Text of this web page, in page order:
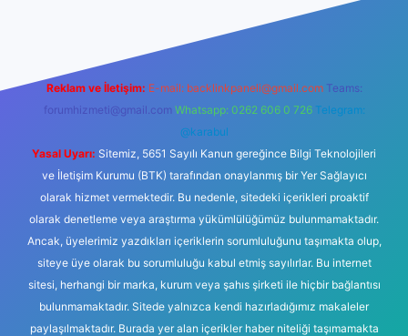
Reklam ve İletişim: E-mail: backlinkpaneli@gmail.com Teams:
forumhizmeti@gmail.com Whatsapp: 0262 606 0 726 Telegram:
@karabul
Yasal Uyarı: Sitemiz, 5651 Sayılı Kanun gereğince Bilgi Teknolojileri
ve İletişim Kurumu (BTK) tarafından onaylanmış bir Yer Sağlayıcı
olarak hizmet vermektedir. Bu nedenle, sitedeki içerikleri proaktif
olarak denetleme veya araştırma yükümlülüğümüz bulunmamaktadır.
Ancak, üyelerimiz yazdıkları içeriklerin sorumluluğunu taşımakta olup,
siteye üye olarak bu sorumluluğu kabul etmiş sayılırlar. Bu internet
sitesi, herhangi bir marka, kurum veya şahıs şirketi ile hiçbir bağlantısı
bulunmamaktadır. Sitede yalnızca kendi hazırladığımız makaleler
paylaşılmaktadır. Burada yer alan içerikler haber niteliği taşımamakta